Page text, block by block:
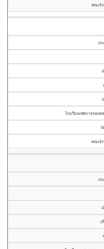
คณะจัง
ปร
โรงเรียนเทศบาลจอม
วั
คณะจัง
ปร
ป